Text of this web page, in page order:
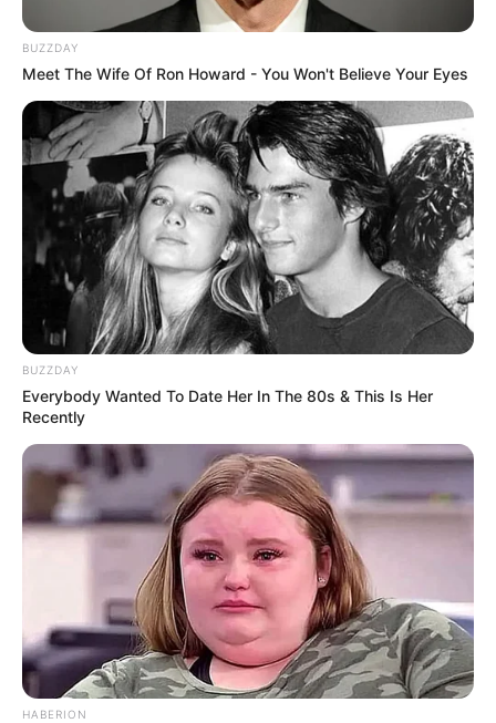
BUZZDAY
Meet The Wife Of Ron Howard - You Won't Believe Your Eyes
BUZZDAY
Everybody Wanted To Date Her In The 80s & This Is Her
Recently
HABERION